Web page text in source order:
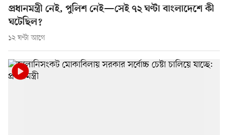
প্রধানমন্ত্রী নেই, পুলিশ নেই—সেই ৭২ ঘণ্টা বাংলাদেশে কী
ঘটেছিল?
১২ ঘণ্টা আগে